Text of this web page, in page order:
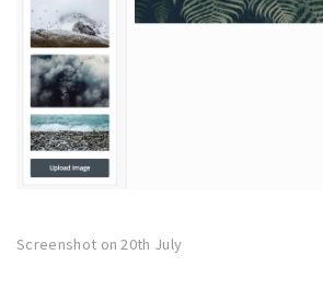
Screenshot on 20th July